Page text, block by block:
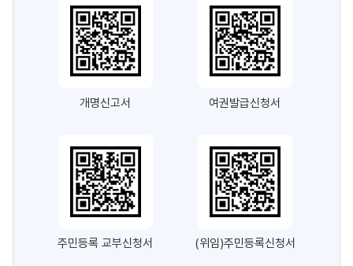
개명신고서 여권발급신청서
주민등록 교부신청서 (위임)주민등록신청서